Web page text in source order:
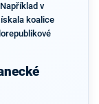
v
koalice